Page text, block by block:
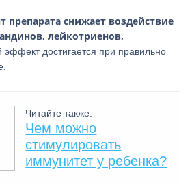
снижает воздействие
лейкотриенов,
эффект достигается при правильно
Читайте также:
Чем можно
стимулировать
иммунитет у ребенка?